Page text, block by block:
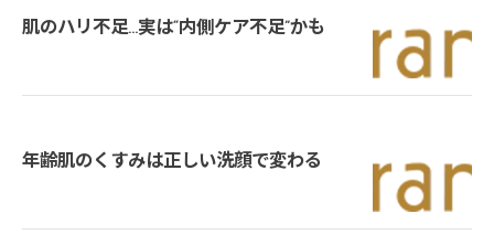
肌のハリ不足…実は“内側ケア不足”かも
年齢肌のくすみは正しい洗顔で変わる